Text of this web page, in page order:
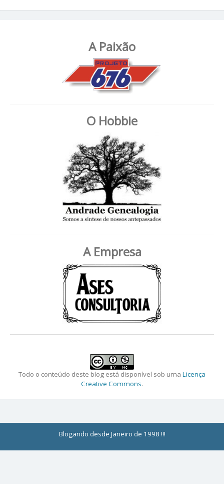
A Paixão
O Hobbie
A Empresa
Todo o conteúdo deste blog está disponível sob uma Licença
Creative Commons.
Blogando desde Janeiro de 1998 !!!